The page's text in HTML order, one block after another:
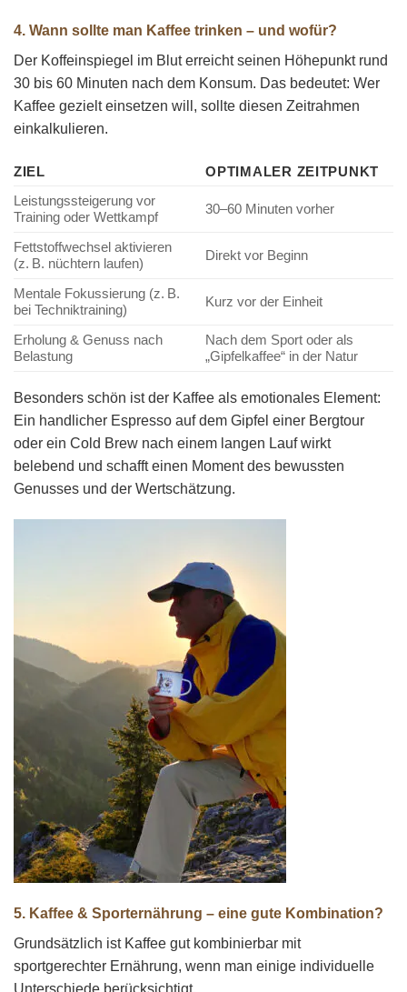
4. Wann sollte man Kaffee trinken – und wofür?
Der Koffeinspiegel im Blut erreicht seinen Höhepunkt rund
30 bis 60 Minuten nach dem Konsum. Das bedeutet: Wer
Kaffee gezielt einsetzen will, sollte diesen Zeitrahmen
einkalkulieren.
ZIEL
OPTIMALER ZEITPUNKT
Leistungssteigerung vor
Training oder Wettkampf
30–60 Minuten vorher
Fettstoffwechsel aktivieren
(z. B. nüchtern laufen)
Direkt vor Beginn
Mentale Fokussierung (z. B.
bei Techniktraining)
Kurz vor der Einheit
Erholung & Genuss nach
Belastung
Nach dem Sport oder als
„Gipfelkaffee“ in der Natur
Besonders schön ist der Kaffee als emotionales Element:
Ein handlicher Espresso auf dem Gipfel einer Bergtour
oder ein Cold Brew nach einem langen Lauf wirkt
belebend und schafft einen Moment des bewussten
Genusses und der Wertschätzung.
5. Kaffee & Sporternährung – eine gute Kombination?
Grundsätzlich ist Kaffee gut kombinierbar mit
sportgerechter Ernährung, wenn man einige individuelle